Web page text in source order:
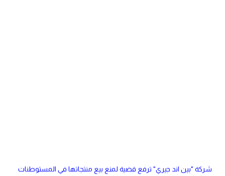
شركة "بين اند جيري" ترفع قضية لمنع بيع منتجاتها في المستوطنات